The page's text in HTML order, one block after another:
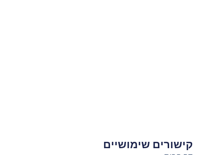
קישורים שימושיים